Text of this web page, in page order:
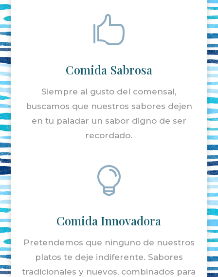

Comida Sabrosa
Siempre al gusto del comensal,
buscamos que nuestros sabores dejen
en tu paladar un sabor digno de ser
recordado.

Comida Innovadora
Pretendemos que ninguno de nuestros
platos te deje indiferente. Sabores
tradicionales y nuevos, combinados para